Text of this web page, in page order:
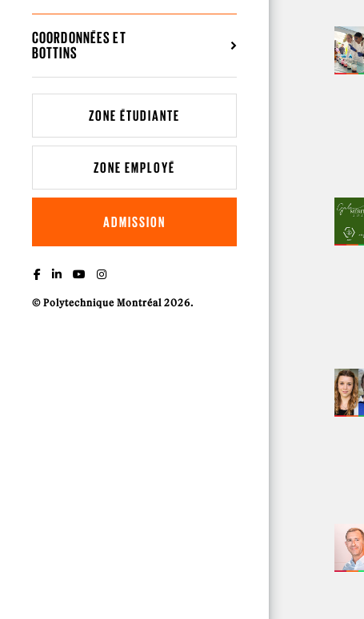
COORDONNÉES ET
BOTTINS
ZONE ÉTUDIANTE
ZONE EMPLOYÉ
ADMISSION
© Polytechnique Montréal 2026.